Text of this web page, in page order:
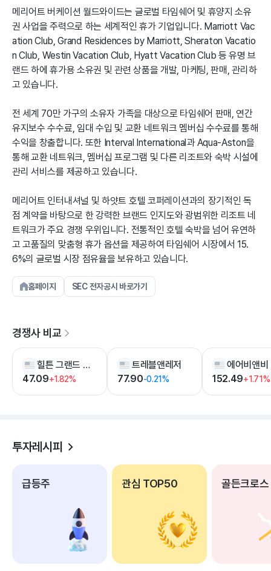
메리어트 버케이션 월드와이드는 글로벌 타임쉐어 및 휴양지 소유
권 사업을 주력으로 하는 세계적인 휴가 기업입니다. Marriott Vac
ation Club, Grand Residences by Marriott, Sheraton Vacatio
n Club, Westin Vacation Club, Hyatt Vacation Club 등 유명 브
랜드 하에 휴가용 소유권 및 관련 상품을 개발, 마케팅, 판매, 관리하
고 있습니다.
전 세계 70만 가구의 소유자 가족을 대상으로 타임쉐어 판매, 연간
유지보수 수수료, 임대 수입 및 교환 네트워크 멤버십 수수료를 통해
수익을 창출합니다. 또한 Interval International과 Aqua-Aston을
통해 교환 네트워크, 멤버십 프로그램 및 다른 리조트와 숙박 시설에
관리 서비스를 제공하고 있습니다.
메리어트 인터내셔널 및 하얏트 호텔 코퍼레이션과의 장기적인 독
점 계약을 바탕으로 한 강력한 브랜드 인지도와 광범위한 리조트 네
트워크가 주요 경쟁 우위입니다. 전통적인 호텔 숙박을 넘어 유연하
고 고품질의 맞춤형 휴가 옵션을 제공하여 타임쉐어 시장에서 15.
6%의 글로벌 시장 점유율을 보유하고 있습니다.
홈페이지 SEC 전자공시 바로가기
경쟁사 비교
힐튼 그랜드 베케이션즈
47.09+1.82%
트레블앤레저
77.90-0.21%
에어비앤비
152.49+1.71%
투자레시피
급등주 관심 TOP50 골든크로스